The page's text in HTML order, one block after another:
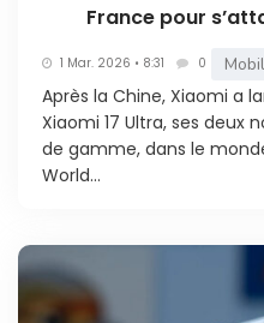
France pour
1 Mar. 2026 • 8:31 0
Après la Chine, Xiaomi a
Xiaomi 17 Ultra, ses deux
de gamme, dans le
World...